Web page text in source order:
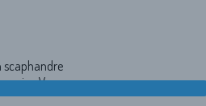
scaphandre
Vous